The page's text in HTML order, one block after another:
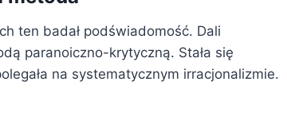
ten badał podświadomość. Dali
paranoiczno-krytyczną. Stała się
na systematycznym irracjonalizmie.